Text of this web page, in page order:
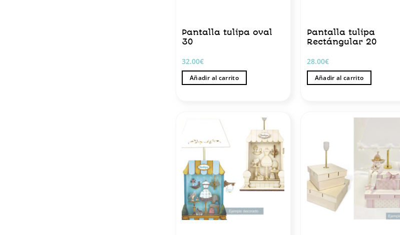
Pantalla tulipa oval
30
32.00€
Añadir al carrito
Pantalla tulipa
Rectángular 20
28.00€
Añadir al carrito